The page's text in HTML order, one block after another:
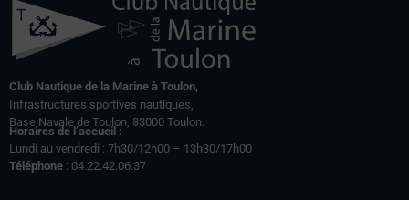
Club Nautique de la Marine à Toulon,
Infrastructures sportives nautiques,
Base Navale de Toulon, 83000 Toulon.
Horaires de l’accueil :
Lundi au vendredi : 7h30/12h00 – 13h30/17h00
Téléphone : 04.22.42.06.37